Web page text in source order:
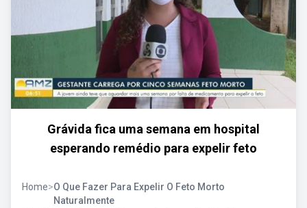
Grávida fica uma semana em hospital
esperando remédio para expelir feto
Home>O Que Fazer Para Expelir O Feto Morto
Naturalmente